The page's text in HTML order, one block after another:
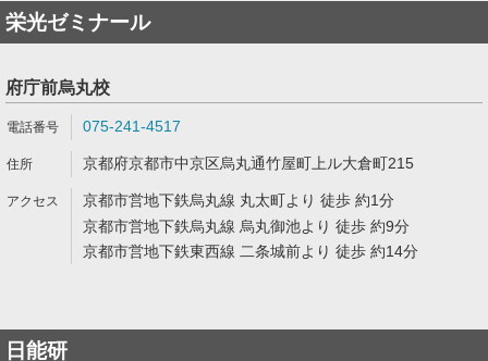
栄光ゼミナール
府庁前烏丸校
075-241-4517
京都府京都市中京区烏丸通竹屋町上ル大倉町215
京都市営地下鉄烏丸線 丸太町より 徒歩 約1分
京都市営地下鉄烏丸線 烏丸御池より 徒歩 約9分
京都市営地下鉄東西線 二条城前より 徒歩 約14分
日能研